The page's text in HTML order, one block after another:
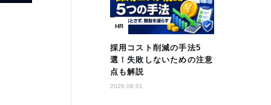
HR
採用コスト削減の手法5
選！失敗しないための注意
点も解説
2026.08.01